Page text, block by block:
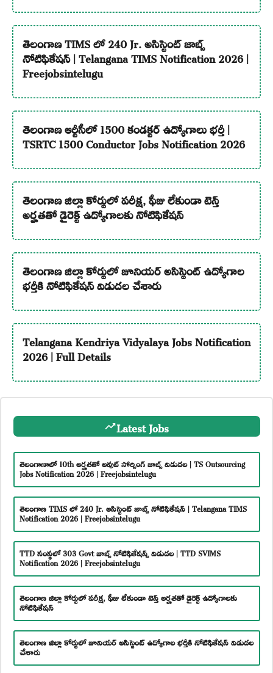
తెలంగాణ TIMS లో 240 Jr. అసిస్టెంట్ జాబ్స్
నోటిఫికేషన్ | Telangana TIMS Notification 2026 |
Freejobsintelugu
తెలంగాణ ఆర్టీసీలో 1500 కండక్టర్ ఉద్యోగాలు భర్తీ |
TSRTC 1500 Conductor Jobs Notification 2026
తెలంగాణ జిల్లా కోర్టులో పరీక్ష, ఫీజు లేకుండా టెన్త్
అర్హతతో డైరెక్ట్ ఉద్యోగాలకు నోటిఫికేషన్
తెలంగాణ జిల్లా కోర్టులో జూనియర్ అసిస్టెంట్ ఉద్యోగాల
భర్తీకి నోటిఫికేషన్ విడుదల చేశారు
Telangana Kendriya Vidyalaya Jobs Notification
2026 | Full Details
Latest Jobs
తెలంగాణాలో 10th అర్హతతో అవుట్ సోర్సింగ్ జాబ్స్ విడుదల | TS Outsourcing
Jobs Notification 2026 | Freejobsintelugu
తెలంగాణ TIMS లో 240 Jr. అసిస్టెంట్ జాబ్స్ నోటిఫికేషన్ | Telangana TIMS
Notification 2026 | Freejobsintelugu
TTD సంస్థలో 303 Govt జాబ్స్ నోటిఫికేషన్స్ విడుదల | TTD SVIMS
Notification 2026 | Freejobsintelugu
తెలంగాణ జిల్లా కోర్టులో పరీక్ష, ఫీజు లేకుండా టెన్త్ అర్హతతో డైరెక్ట్ ఉద్యోగాలకు
నోటిఫికేషన్
తెలంగాణ జిల్లా కోర్టులో జూనియర్ అసిస్టెంట్ ఉద్యోగాల భర్తీకి నోటిఫికేషన్ విడుదల
చేశారు